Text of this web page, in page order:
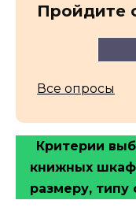
Пройдите
Все опросы
Критерии
книжных
размеру, типу